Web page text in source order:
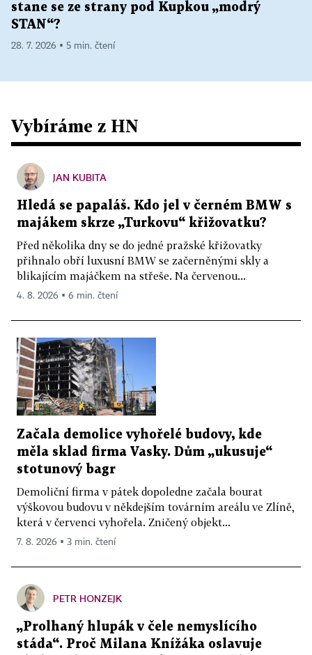
stane se ze strany pod Kupkou „modrý
STAN“?
28. 7. 2026 ▪ 5 min. čtení
Vybíráme z HN
JAN KUBITA
Hledá se papaláš. Kdo jel v černém BMW s
majákem skrze „Turkovu“ křižovatku?
Před několika dny se do jedné pražské křižovatky
přihnalo obří luxusní BMW se začerněnými skly a
blikajícím majáčkem na střeše. Na červenou...
4. 8. 2026 ▪ 6 min. čtení
Začala demolice vyhořelé budovy, kde
měla sklad firma Vasky. Dům „ukusuje“
stotunový bagr
Demoliční firma v pátek dopoledne začala bourat
výškovou budovu v někdejším továrním areálu ve Zlíně,
která v červenci vyhořela. Zničený objekt...
7. 8. 2026 ▪ 3 min. čtení
PETR HONZEJK
„Prolhaný hlupák v čele nemyslícího
stáda“. Proč Milana Knížáka oslavuje